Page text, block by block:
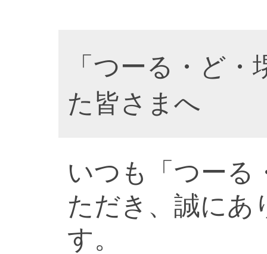
「つーる・ど
た皆さまへ
いつも「つーる
ただき、誠にあ
す。